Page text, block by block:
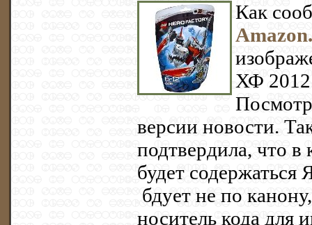
Как
ХФ 2012
версии новости.
подтвердила, что
будет содержаться
бдует не по
носитель кода для